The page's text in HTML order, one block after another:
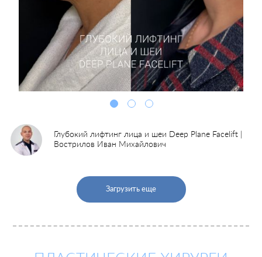
Новости и СМИ Cтатьи и публикации
Программа лояльности и подарочные сертификаты
Отзывы Безопасность
Медицинский туризм Юр. информация
Карьера
Глубокий лифтинг лица и шеи Deep Plane Facelift |
Вострилов Иван Михайлович
Загрузить еще